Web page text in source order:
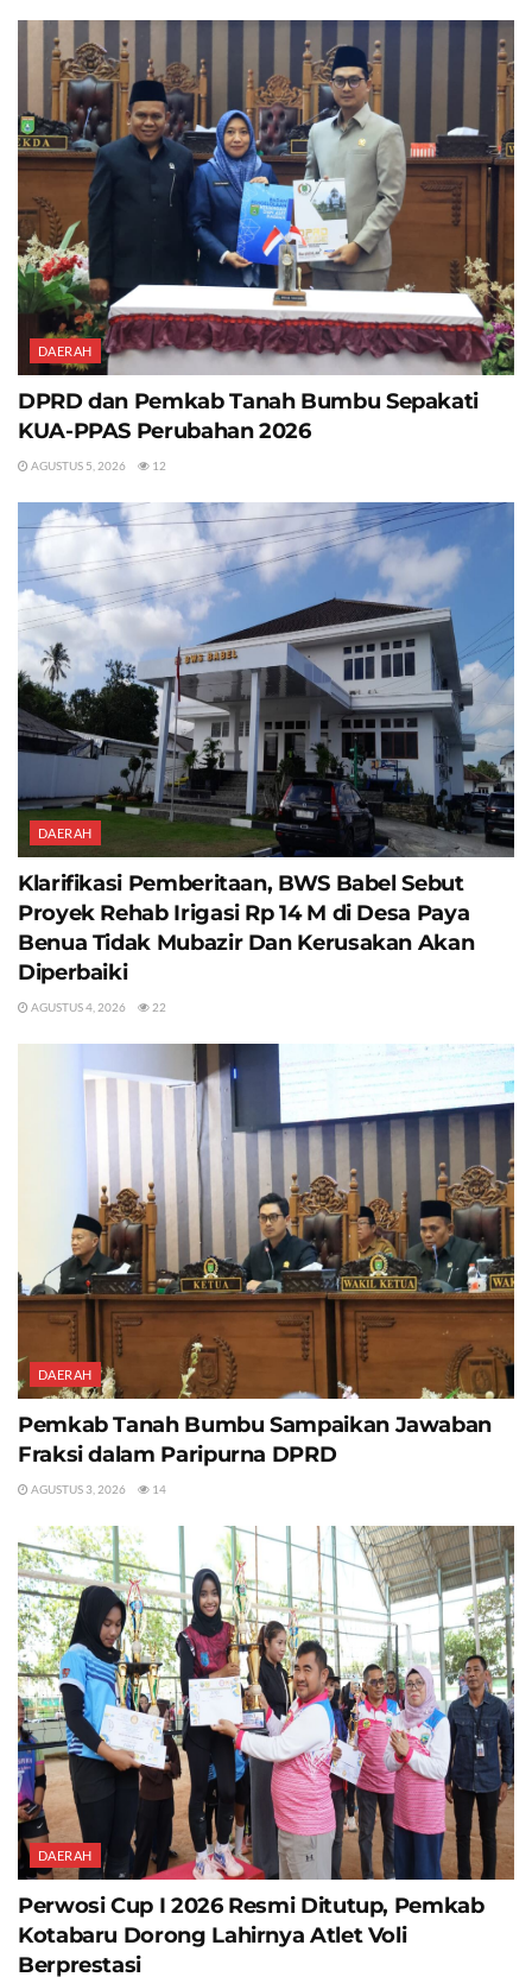
DAERAH
DPRD dan Pemkab Tanah Bumbu Sepakati
KUA-PPAS Perubahan 2026
AGUSTUS 5, 2026 12
DAERAH
Klarifikasi Pemberitaan, BWS Babel Sebut
Proyek Rehab Irigasi Rp 14 M di Desa Paya
Benua Tidak Mubazir Dan Kerusakan Akan
Diperbaiki
AGUSTUS 4, 2026 22
DAERAH
Pemkab Tanah Bumbu Sampaikan Jawaban
Fraksi dalam Paripurna DPRD
AGUSTUS 3, 2026 14
DAERAH
Perwosi Cup I 2026 Resmi Ditutup, Pemkab
Kotabaru Dorong Lahirnya Atlet Voli
Berprestasi